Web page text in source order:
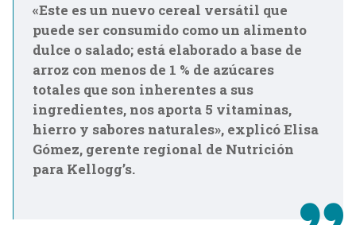
«Este es un nuevo cereal versátil que
puede ser consumido como un alimento
dulce o salado; está elaborado a base de
arroz con menos de 1 % de azúcares
totales que son inherentes a sus
ingredientes, nos aporta 5 vitaminas,
hierro y sabores naturales», explicó Elisa
Gómez, gerente regional de Nutrición
para Kellogg’s.